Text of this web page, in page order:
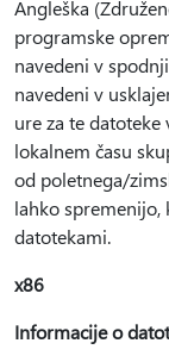
Angleška
programske
navedeni v
navedeni v
ure za te
lokalnem času
od poletnega/
lahko spremenijo,
datotekami.
x86
Informacije o